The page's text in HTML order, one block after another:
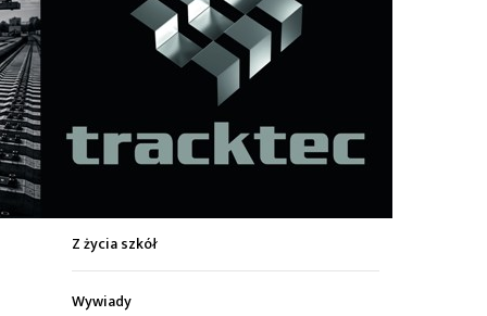
Z życia miasta
Kultura
Z życia szkół
Wywiady